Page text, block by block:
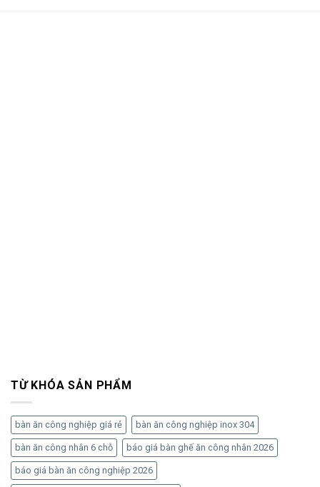
TỪ KHÓA SẢN PHẨM
bàn ăn công nghiệp giá rẻ bàn ăn công nghiệp inox 304
bàn ăn công nhân 6 chỗ báo giá bàn ghế ăn công nhân 2026
báo giá bàn ăn công nghiệp 2026